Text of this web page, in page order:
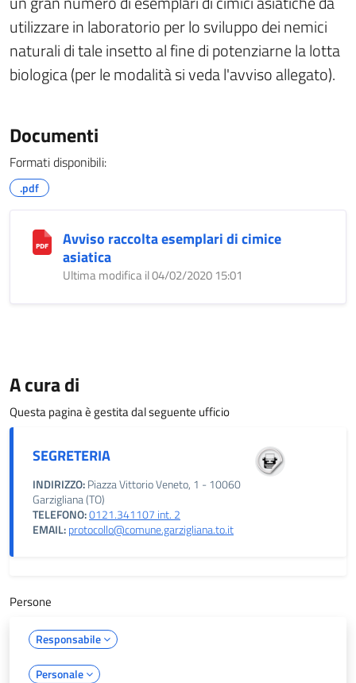
utilizzare in laboratorio per lo sviluppo dei nemici
naturali di tale insetto al fine di potenziarne la lotta
biologica (per le modalità si veda l'avviso allegato).
Documenti
Formati disponibili:
.pdf
Avviso raccolta esemplari di cimice
asiatica
Ultima modifica il 04/02/2020 15:01
A cura di
Questa pagina è gestita dal seguente ufficio
SEGRETERIA
INDIRIZZO:Piazza Vittorio Veneto, 1 - 10060
Garzigliana (TO)
TELEFONO:0121.341107 int. 2
EMAIL:protocollo@comune.garzigliana.to.it
Persone
Responsabile
Personale